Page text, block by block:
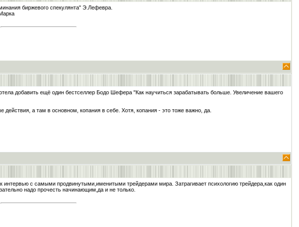
биржевого спекулянта" Э.Лефевра.
добавить ещё один бестселлер Бодо Шефера "Как научиться зарабатывать больше. Увеличение вашего
а там в основном, копания в себе. Хотя, копания - это тоже важно, да.
с самыми продвинутыми,именитыми трейдерами мира. Затрагивает психологию трейдера,как один
надо прочесть начинающим,да и не только.